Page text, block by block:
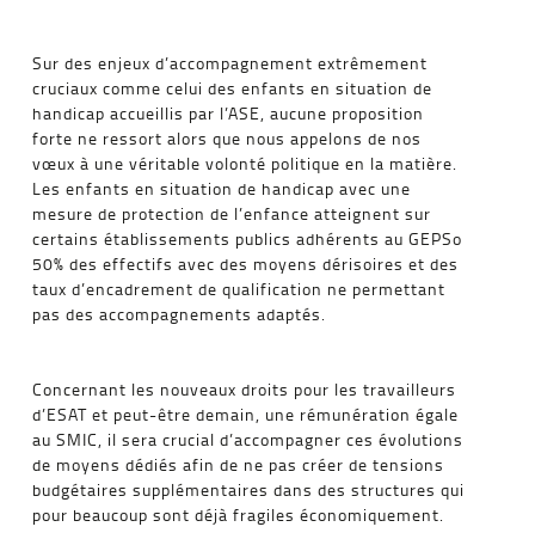
Sur des enjeux d’accompagnement extrêmement
cruciaux comme celui des enfants en situation de
handicap accueillis par l’ASE, aucune proposition
forte ne ressort alors que nous appelons de nos
vœux à une véritable volonté politique en la matière.
Les enfants en situation de handicap avec une
mesure de protection de l’enfance atteignent sur
certains établissements publics adhérents au GEPSo
50% des effectifs avec des moyens dérisoires et des
taux d’encadrement de qualification ne permettant
pas des accompagnements adaptés.
Concernant les nouveaux droits pour les travailleurs
d’ESAT et peut-être demain, une rémunération égale
au SMIC, il sera crucial d’accompagner ces évolutions
de moyens dédiés afin de ne pas créer de tensions
budgétaires supplémentaires dans des structures qui
pour beaucoup sont déjà fragiles économiquement.